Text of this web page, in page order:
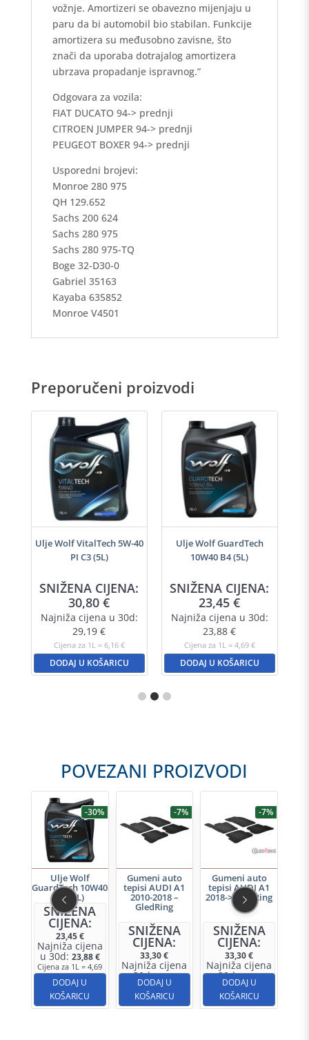
vožnje. Amortizeri se obavezno mijenjaju u
paru da bi automobil bio stabilan. Funkcije
amortizera su međusobno zavisne, što
znači da uporaba dotrajalog amortizera
ubrzava propadanje ispravnog.”
Odgovara za vozila:
FIAT DUCATO 94-> prednji
CITROEN JUMPER 94-> prednji
PEUGEOT BOXER 94-> prednji
Usporedni brojevi:
Monroe 280 975
QH 129.652
Sachs 200 624
Sachs 280 975
Sachs 280 975-TQ
Boge 32-D30-0
Gabriel 35163
Kayaba 635852
Monroe V4501
Preporučeni proizvodi
Ulje Wolf VitalTech 5W-40
PI C3 (5L)
SNIŽENA CIJENA:
30,80€
Najniža cijena u 30d:
29,19€
Cijena za 1L = 6,16 €
DODAJ U KOŠARICU
Ulje Wolf GuardTech
10W40 B4 (5L)
SNIŽENA CIJENA:
23,45€
Najniža cijena u 30d:
23,88€
Cijena za 1L = 4,69 €
DODAJ U KOŠARICU
POVEZANI PROIZVODI
-30%
Ulje Wolf
GuardTech 10W40
B4 (5L)
SNIŽENA
CIJENA:
23,45€
Najniža cijena
u 30d: 23,88€
Cijena za 1L = 4,69
€
DODAJ U
KOŠARICU
-7%
Gumeni auto
tepisi AUDI A1
2010-2018 –
GledRing
SNIŽENA
CIJENA:
33,30€
Najniža cijena
u 30d:31,69€
DODAJ U
KOŠARICU
-7%
Gumeni auto
tepisi AUDI A1
2018-> GledRing
SNIŽENA
CIJENA:
33,30€
Najniža cijena
u 30d:31,69€
DODAJ U
KOŠARICU